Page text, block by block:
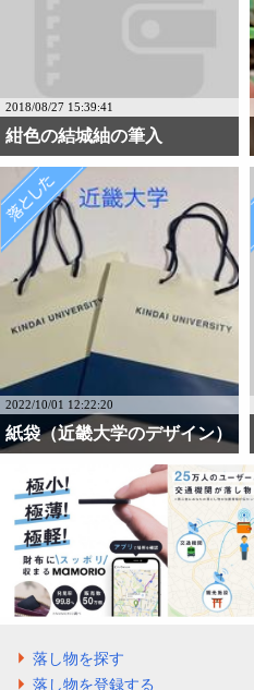
2018/08/27 15:39:41
紺色の結城紬の筆入
2022/10/01 12:22:20
紙袋（近畿大学のデザイン）
落し物を探す
落し物を登録する